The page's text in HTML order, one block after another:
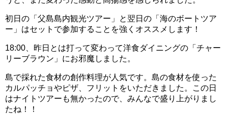
初日の「父島島内観光ツアー」と翌日の「海のボートツア
ー」はセットで参加することを強くオススメします！
18:00、昨日とは打って変わって洋食ダイニングの「チャー
リーブラウン」にお邪魔しました。
島で採れた食材の創作料理が人気です。島の食材を使った
カルパッチョやピザ、フリットをいただきました。この日
はナイトツアーも無かったので、みんなで盛り上がりまし
たね！！